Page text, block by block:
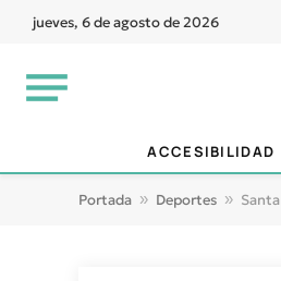
jueves, 6 de agosto de 2026
ACCESIBILIDAD
Portada » Deportes »